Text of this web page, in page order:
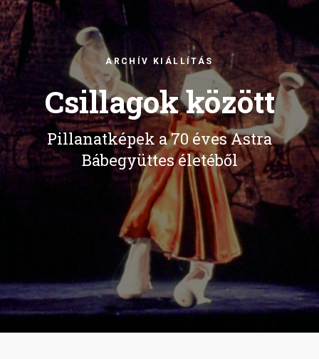
ARCHÍV KIÁLLÍTÁS
Csillagok között
Pillanatképek a 70 éves Astra
Bábegyüttes életéből